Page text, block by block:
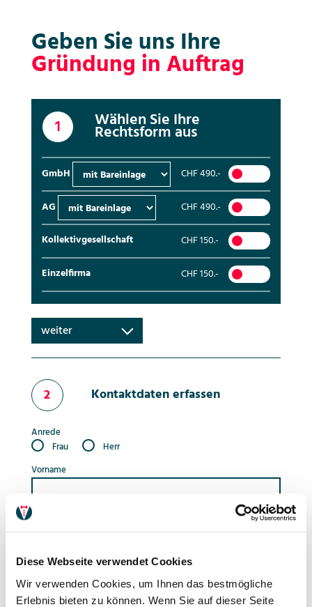
Diese Webseite verwendet Cookies
Wir verwenden Cookies, um Ihnen das bestmögliche
Erlebnis bieten zu können. Wenn Sie auf dieser Seite
Geben Sie uns Ihre
Gründung in Auftrag
1 Wählen Sie Ihre
Rechtsform aus
GmbH CHF 490.-
AG CHF 490.-
Kollektivgesellschaft CHF 150.-
Einzelfirma CHF 150.-
weiter
2 Kontaktdaten erfassen
Anrede
Frau
Herr
Vorname
Nachname
Strasse